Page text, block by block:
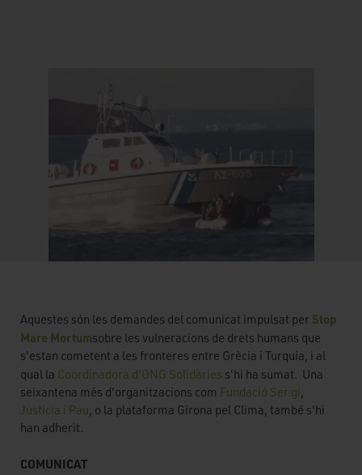
Aquestes són les demandes del comunicat impulsat per Stop
Mare Mortumsobre les vulneracions de drets humans que
s'estan cometent a les fronteres entre Grècia i Turquia, i al
qual la Coordinadora d'ONG Solidàries s'hi ha sumat. Una
seixantena més d'organitzacions com Fundació Ser.gi
Justícia i Pau , o la plataforma Girona pel Clima, també s'hi
han adherit.
COMUNICAT